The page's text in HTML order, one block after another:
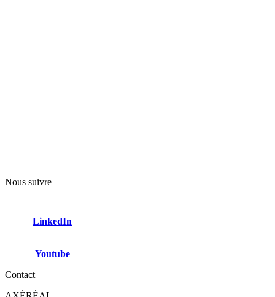
Nous suivre
LinkedIn
Youtube
Contact